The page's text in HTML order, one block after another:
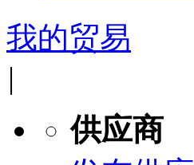
我的贸易
|
供应商